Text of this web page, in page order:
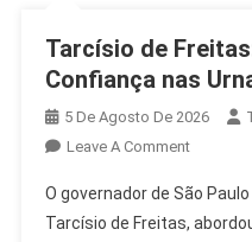
Tarcísio de
Confiança nas
5 De Agosto De 2026
Leave A CommentOn
De
Freitas:
O governador de São
Tarcísio de Freitas,